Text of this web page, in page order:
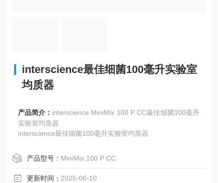
interscience最佳细菌100毫升实验室
均质器
产品简介： interscience MiniMix 100 P CC最佳细菌100毫升
实验室均质器
interscience最佳细菌100毫升实验室均质器
产品型号： MiniMix 100 P CC
更新时间： 2025-06-10